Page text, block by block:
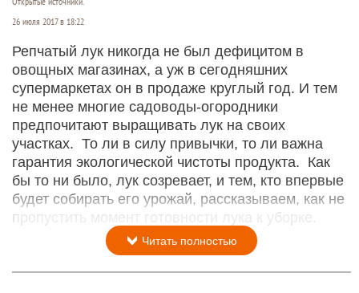
26 июля 2017 в 18:22
Репчатый лук никогда не был дефицитом в
овощных магазинах, а уж в сегодняшних
супермаркетах он в продаже круглый год. И тем
не менее многие садоводы-огородники
предпочитают выращивать лук на своих
участках. То ли в силу привычки, то ли важна
гарантия экологической чистоты продукта. Как
бы то ни было, лук созревает, и тем, кто впервые
будет собирать его урожай, рассказываем, как не
пропустить момент готовности лука к уборке.
Читать полностью